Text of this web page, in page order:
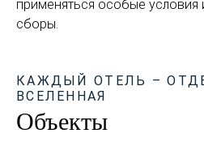
применяться особые условия
сборы.
КАЖДЫЙ ОТЕЛЬ –
ВСЕЛЕННАЯ
Объекты